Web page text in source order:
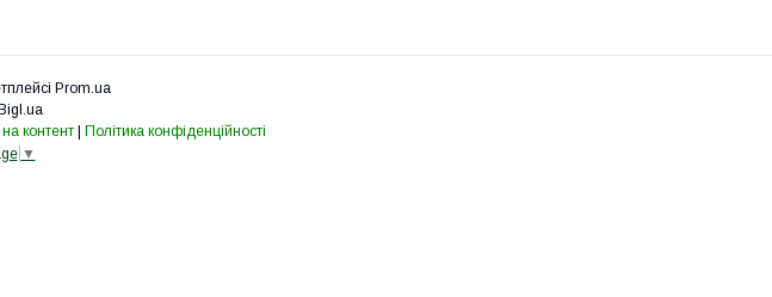
Prom.ua
контент | Політика конфіденційності
▼